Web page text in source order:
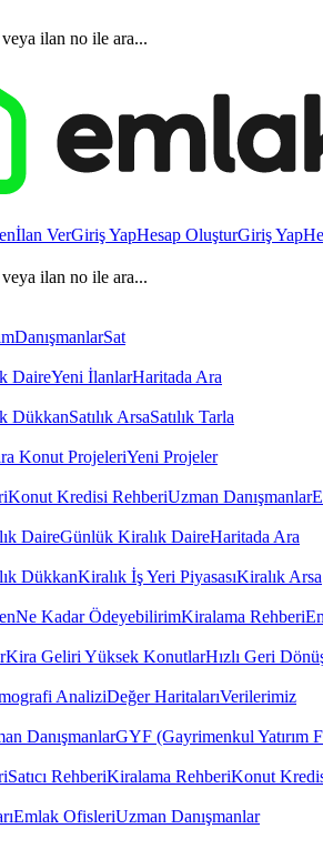
ilan no ile ara...
İlan VerGiriş YapHesap OluşturGiriş Yap
ilan no ile ara...
DanışmanlarSat
DaireYeni İlanlarHaritada Ara
DükkanSatılık ArsaSatılık Tarla
Konut ProjeleriYeni Projeler
Konut Kredisi RehberiUzman Danışmanlar
DaireGünlük Kiralık DaireHaritada Ara
DükkanKiralık İş Yeri PiyasasıKiralık Arsa
Ne Kadar ÖdeyebilirimKiralama Rehberi
Kira Geliri Yüksek KonutlarHızlı Geri
AnaliziDeğer HaritalarıVerilerimiz
DanışmanlarGYF (Gayrimenkul Yatırım
Satıcı RehberiKiralama RehberiKonut
Emlak OfisleriUzman Danışmanlar